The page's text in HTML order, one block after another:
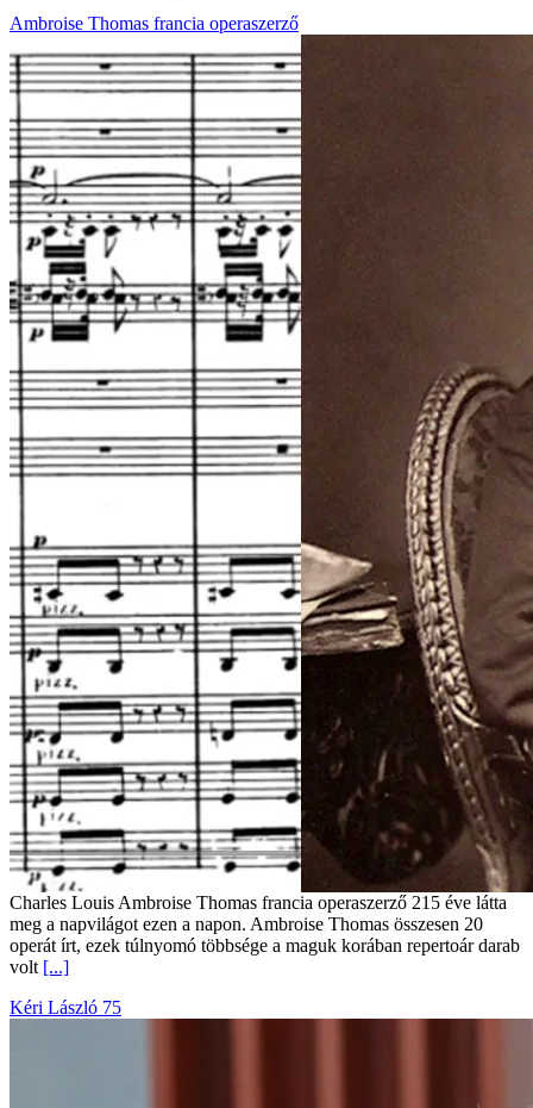
Ambroise Thomas francia operaszerző
Charles Louis Ambroise Thomas francia operaszerző 215 éve látta
meg a napvilágot ezen a napon. Ambroise Thomas összesen 20
operát írt, ezek túlnyomó többsége a maguk korában repertoár darab
volt [...]
Kéri László 75